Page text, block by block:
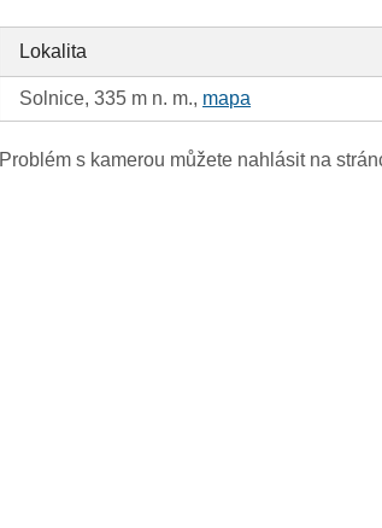
Lokalita
Solnice, 335 m n. m., mapa
Problém s kamerou můžete nahlásit na